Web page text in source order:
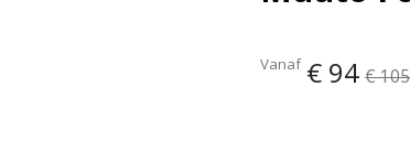
Vanaf € 94 € 105